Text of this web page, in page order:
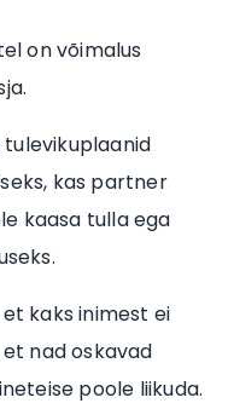
on võimalus
tulevikuplaanid
kas partner
kaasa tulla ega
kaks inimest ei
nad oskavad
poole liikuda.